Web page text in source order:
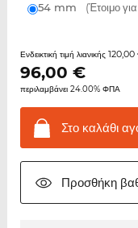
54 mm (Έτοιμο
Ενδεικτική τιμή λιανικής
96,00 €
περιλαμβάνει 24.00% ΦΠΑ
Στο καλάθι
Προσθήκη